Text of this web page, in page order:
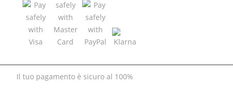
Il tuo pagamento è sicuro al 100%